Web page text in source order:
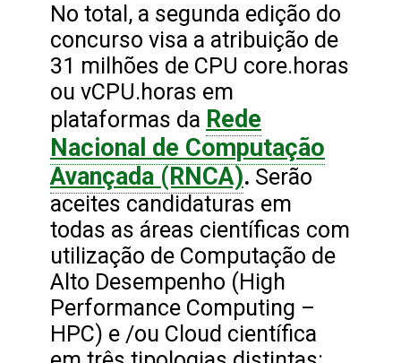
No total, a segunda edição do
concurso visa a atribuição de
31 milhões de CPU core.horas
ou vCPU.horas em
plataformas da Rede
Nacional de Computação
Avançada (RNCA). Serão
aceites candidaturas em
todas as áreas científicas com
utilização de Computação de
Alto Desempenho (High
Performance Computing –
HPC) e /ou Cloud científica